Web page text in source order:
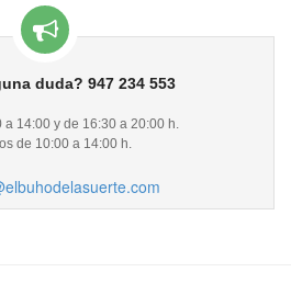
duda? 947 234 553
a 14:00 y de 16:30 a 20:00 h.
de 10:00 a 14:00 h.